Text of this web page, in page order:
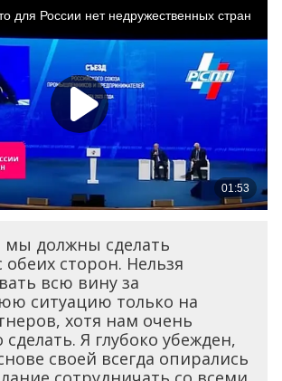
мы должны сделать
сторон. Нельзя
всю вину за
ситуацию только на
хотя нам очень
сделать. Я глубоко убежден,
своей всегда опирались